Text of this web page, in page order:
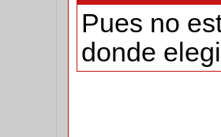
Pues no
donde